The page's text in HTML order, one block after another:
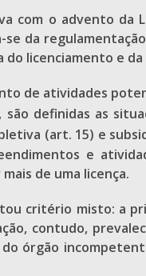
com o advento da
da
licenciamento e da
de atividades
definidas as
(art. 15) e
e
de uma licença.
critério misto: a
contudo,
órgão